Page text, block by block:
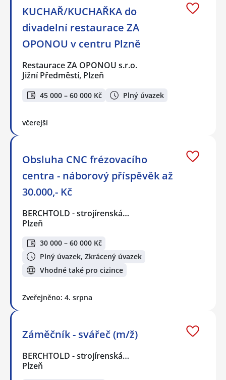
KUCHAŘ/KUCHAŘKA do
divadelní restaurace ZA
OPONOU v centru Plzně
Restaurace ZA OPONOU s.r.o.
Jižní Předměstí, Plzeň
45 000 – 60 000 Kč Plný úvazek
včerejší
Obsluha CNC frézovacího
centra - náborový příspěvěk až
30.000,- Kč
BERCHTOLD - strojírenská…
Plzeň
30 000 – 60 000 Kč
Plný úvazek, Zkrácený úvazek
Vhodné také pro cizince
Zveřejněno: 4. srpna
Záměčník - svářeč (m/ž)
BERCHTOLD - strojírenská…
Plzeň